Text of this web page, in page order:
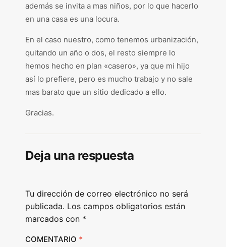
además se invita a mas niños, por lo que hacerlo
en una casa es una locura.
En el caso nuestro, como tenemos urbanización,
quitando un año o dos, el resto siempre lo
hemos hecho en plan «casero», ya que mi hijo
así lo prefiere, pero es mucho trabajo y no sale
mas barato que un sitio dedicado a ello.
Gracias.
Deja una respuesta
Tu dirección de correo electrónico no será
publicada. Los campos obligatorios están
marcados con *
COMENTARIO *